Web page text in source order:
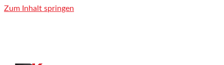
Zum Inhalt springen